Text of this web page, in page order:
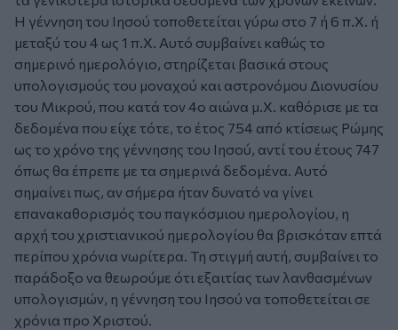
Η γέννηση του Ιησού τοποθετείται γύρω στο 7 ή 6 π.Χ. ή
μεταξύ του 4 ως 1 π.Χ. Αυτό συμβαίνει καθώς το
σημερινό ημερολόγιο, στηρίζεται βασικά στους
υπολογισμούς του μοναχού και αστρονόμου Διονυσίου
του Μικρού, που κατά τον 4ο αιώνα μ.Χ. καθόρισε με τα
δεδομένα που είχε τότε, το έτος 754 από κτίσεως Ρώμης
ως το χρόνο της γέννησης του Ιησού, αντί του έτους 747
όπως θα έπρεπε με τα σημερινά δεδομένα. Αυτό
σημαίνει πως, αν σήμερα ήταν δυνατό να γίνει
επανακαθορισμός του παγκόσμιου ημερολογίου, η
αρχή του χριστιανικού ημερολογίου θα βρισκόταν επτά
περίπου χρόνια νωρίτερα. Τη στιγμή αυτή, συμβαίνει το
παράδοξο να θεωρούμε ότι εξαιτίας των λανθασμένων
υπολογισμών, η γέννηση του Ιησού να τοποθετείται σε
χρόνια προ Χριστού.